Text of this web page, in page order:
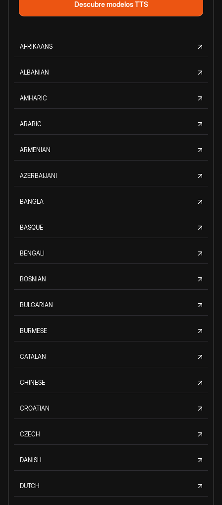
Descubre modelos TTS
AFRIKAANS
ALBANIAN
AMHARIC
ARABIC
ARMENIAN
AZERBAIJANI
BANGLA
BASQUE
BENGALI
BOSNIAN
BULGARIAN
BURMESE
CATALAN
CHINESE
CROATIAN
CZECH
DANISH
DUTCH